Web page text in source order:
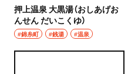
押上温泉 大黒湯（おしあげお
んせん だいこくゆ）
#錦糸町 #銭湯 #温泉